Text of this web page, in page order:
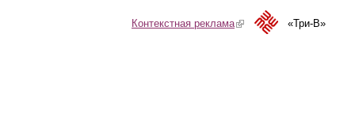
Контекстная реклама(link is external)«Три-В»